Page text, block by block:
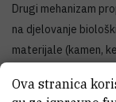
Drugi mehanizam
na djelovanje
materijale (kamen,
impregnacijom
Ova stranica